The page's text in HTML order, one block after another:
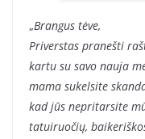
„Brangus tėve,
Priverstas pranešti
kartu su savo nauja
mama sukelsite
kad jūs nepritarsite
tatuiruočių,